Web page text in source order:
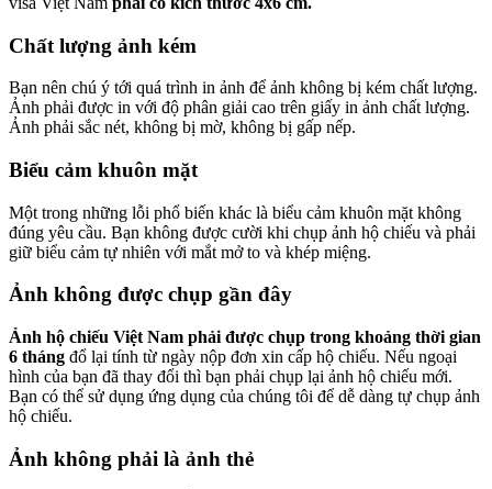
Chất lượng ảnh kém
Bạn nên chú ý tới quá trình in ảnh để ảnh không bị kém chất lượng.
Ảnh phải được in với độ phân giải cao trên giấy in ảnh chất lượng.
Ảnh phải sắc nét, không bị mờ, không bị gấp nếp.
Biểu cảm khuôn mặt
Một trong những lỗi phổ biến khác là biểu cảm khuôn mặt không
đúng yêu cầu. Bạn không được cười khi chụp ảnh hộ chiếu và phải
giữ biểu cảm tự nhiên với mắt mở to và khép miệng.
Ảnh không được chụp gần đây
Ảnh hộ chiếu Việt Nam phải được chụp trong khoảng thời gian
6 tháng đổ lại tính từ ngày nộp đơn xin cấp hộ chiếu. Nếu ngoại
hình của bạn đã thay đổi thì bạn phải chụp lại ảnh hộ chiếu mới.
Bạn có thể sử dụng ứng dụng của chúng tôi để dễ dàng tự chụp ảnh
hộ chiếu.
Ảnh không phải là ảnh thẻ